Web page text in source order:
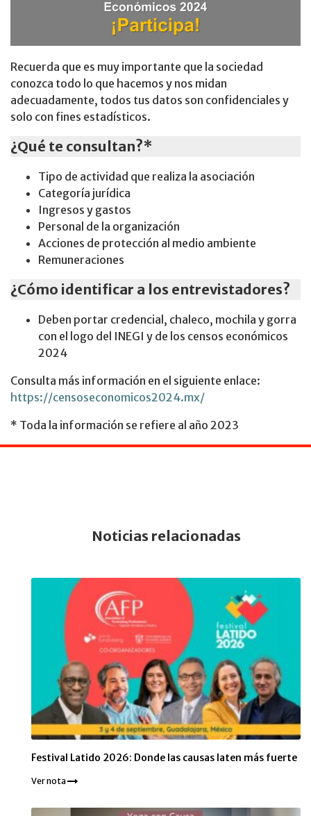
Recuerda que es muy importante que la sociedad
conozca todo lo que hacemos y nos midan
adecuadamente, todos tus datos son confidenciales y
solo con fines estadísticos.
¿Qué te consultan?*
Tipo de actividad que realiza la asociación
Categoría jurídica
Ingresos y gastos
Personal de la organización
Acciones de protección al medio ambiente
Remuneraciones
¿Cómo identificar a los entrevistadores?
Deben portar credencial, chaleco, mochila y gorra
con el logo del INEGI y de los censos económicos
2024
Consulta más información en el siguiente enlace:
https://censoseconomicos2024.mx/
* Toda la información se refiere al año 2023
Noticias relacionadas
Festival Latido 2026: Donde las causas laten más fuerte
Ver nota